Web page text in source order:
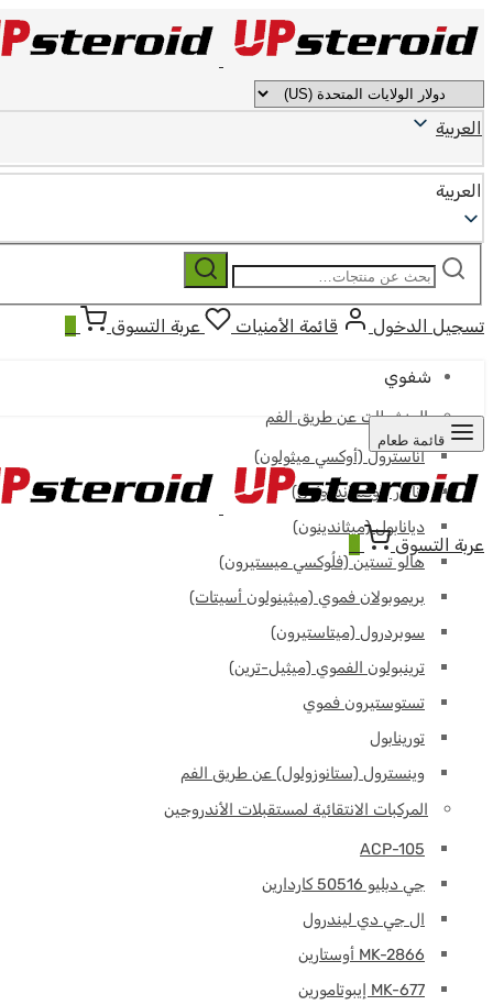
العربية
العربية
ابحث
بحث
تسجيل الدخول قائمة الأمنيات عربة التسوق
شفوي
المنشطات عن طريق الفم
أناسترول (أوكسي ميثولون)
أناوار (أوكساندرولون)
ديانابول (ميثاندينون)
هالو تستين (فلُوكسي ميستيرون)
بريموبولان فموي (ميثينولون أسيتات)
سوبردرول (ميتاستيرون)
ترينبولون الفموي (ميثيل-ترين)
تستوستيرون فموي
تورينابول
وينسترول (ستانوزولول) عن طريق الفم
المركبات الانتقائية لمستقبلات الأندروجين
ACP-105
جي دبليو 50516 كاردارين
ال جي دي ليندرول
MK-2866 أوستارين
MK-677 إيبوتامورين
قائمة طعام
عربة التسوق